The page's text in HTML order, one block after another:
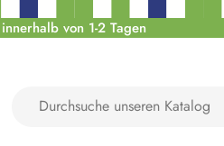
von 1-2 Tagen